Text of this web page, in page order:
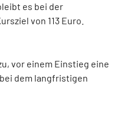
es bei der
von 113 Euro.
vor einem Einstieg eine
dem langfristigen